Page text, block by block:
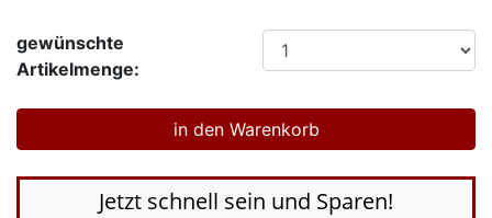
gewünschte
Artikelmenge:
Jetzt schnell sein und Sparen!